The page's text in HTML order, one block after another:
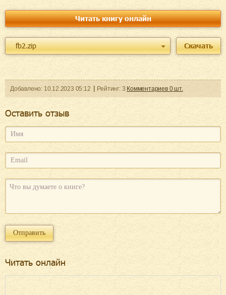
Читать книгу онлайн
fb2.zip Скачать
Добавленo: 10.12.2023 05:12 Рейтинг: 3 Комментариев 0шт.
Оcтавить отзыв
Читать онлайн